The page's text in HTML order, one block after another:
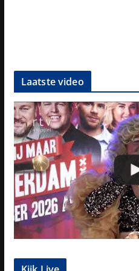
Laatste video